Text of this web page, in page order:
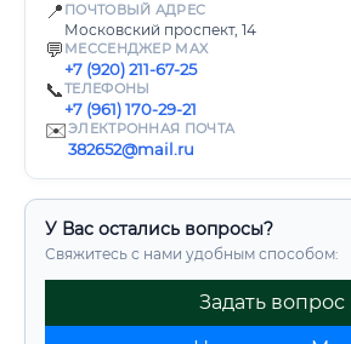
📍 ПОЧТОВЫЙ АДРЕС
Московский проспект, 14
💬 МЕССЕНДЖЕР MAX
+7 (920) 211-67-25
📞ТЕЛЕФОНЫ
+7 (961) 170-29-21
✉️ЭЛЕКТРОННАЯ ПОЧТА
382652@mail.ru
У Вас остались вопросы?
Свяжитесь с нами удобным способом:
Задать вопрос